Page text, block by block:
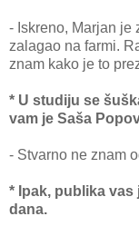
- Iskreno, Marjan je
zalagao na farmi.
znam kako je to
* U studiju se
vam je Saša
- Stvarno ne znam
* Ipak, publika vas
dana.